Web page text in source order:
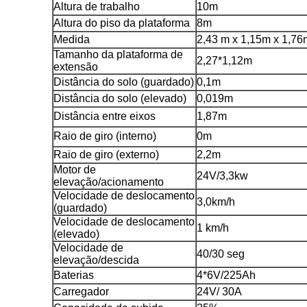
Altura de trabalho
10m
Altura do piso da plataforma
8m
Medida
2,43 m x 1,15m x
Tamanho da plataforma de
extensão
2,27*1,12m
Distância do solo (guardado) 0,1m
Distância do solo (elevado)
0,019m
Distância entre eixos
1,87m
Raio de giro (interno)
0m
Raio de giro (externo)
2,2m
Motor de
elevação/acionamento
24V/3,3kw
Velocidade de deslocamento
(guardado)
3,0km/h
Velocidade de deslocamento
(elevado)
1 km/h
Velocidade de
elevação/descida
40/30 seg
Baterias
4*6V/225Ah
Carregador
24V/ 30A